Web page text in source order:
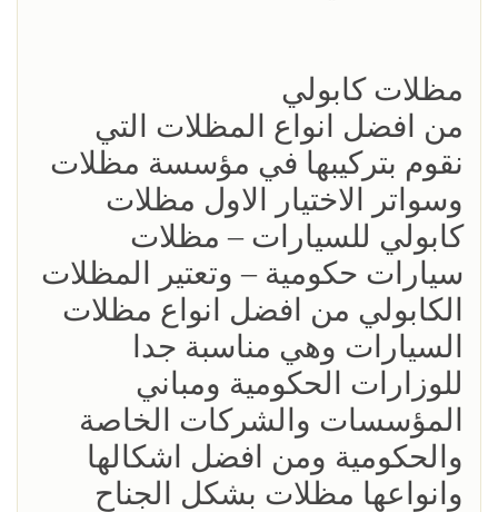
مظلات كابولي
من افضل انواع المظلات التي
نقوم بتركيبها في مؤسسة مظلات
وسواتر الاختيار الاول مظلات
كابولي للسيارات – مظلات
سيارات حكومية – وتعتير المظلات
الكابولي من افضل انواع مظلات
السيارات وهي مناسبة جدا
للوزارات الحكومية ومباني
المؤسسات والشركات الخاصة
والحكومية ومن افضل اشكالها
وانواعها مظلات بشكل الجناح